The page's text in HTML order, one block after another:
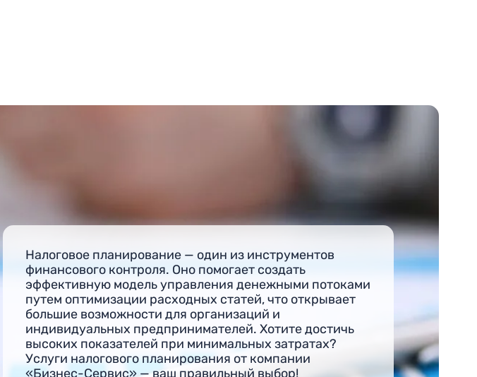
Налоговое планирование — один из инструментов
финансового контроля. Оно помогает создать
эффективную модель управления денежными потоками
путем оптимизации расходных статей, что открывает
большие возможности для организаций и
индивидуальных предпринимателей. Хотите достичь
высоких показателей при минимальных затратах?
Услуги налогового планирования от компании
«Бизнес-Сервис» — ваш правильный выбор!